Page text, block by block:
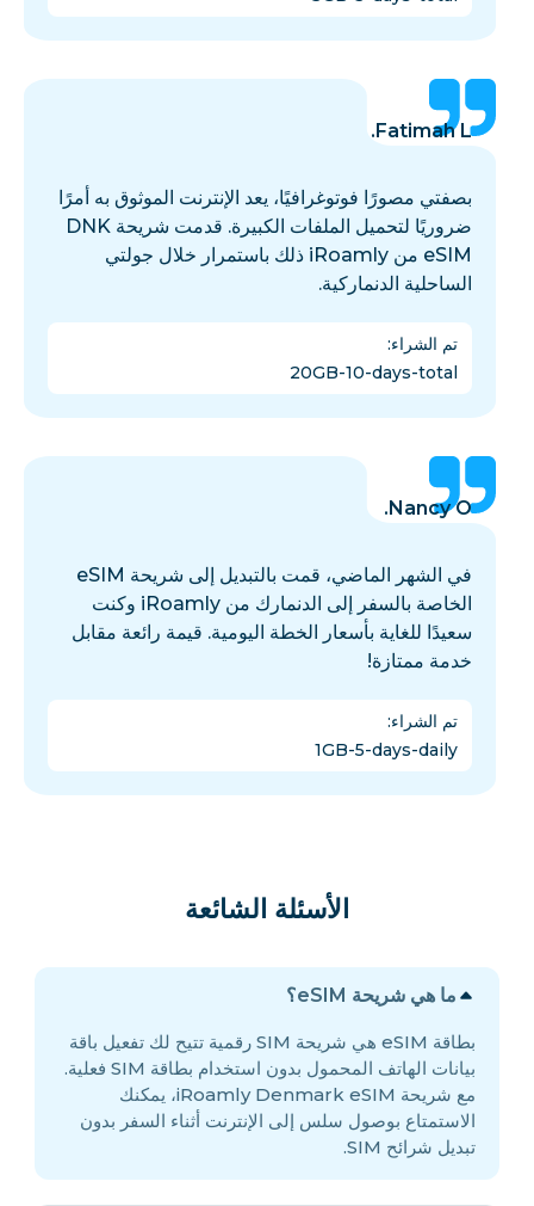
Fatimah L.
بصفتي مصورًا فوتوغرافيًا، يعد الإنترنت الموثوق به أمرًا
ضروريًا لتحميل الملفات الكبيرة. قدمت شريحة DNK
eSIM من iRoamly ذلك باستمرار خلال جولتي
الساحلية الدنماركية.
تم الشراء:
20GB-10-days-total
Nancy O.
في الشهر الماضي، قمت بالتبديل إلى شريحة eSIM
الخاصة بالسفر إلى الدنمارك من iRoamly وكنت
سعيدًا للغاية بأسعار الخطة اليومية. قيمة رائعة مقابل
خدمة ممتازة!
تم الشراء:
1GB-5-days-daily
الأسئلة الشائعة
ما هي شريحة eSIM؟
بطاقة eSIM هي شريحة SIM رقمية تتيح لك تفعيل باقة
بيانات الهاتف المحمول بدون استخدام بطاقة SIM فعلية.
مع شريحة iRoamly Denmark eSIM، يمكنك
الاستمتاع بوصول سلس إلى الإنترنت أثناء السفر بدون
تبديل شرائح SIM.